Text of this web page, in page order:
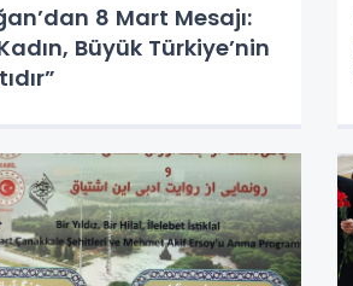
8 Mart Mesajı:
Büyük Türkiye’nin